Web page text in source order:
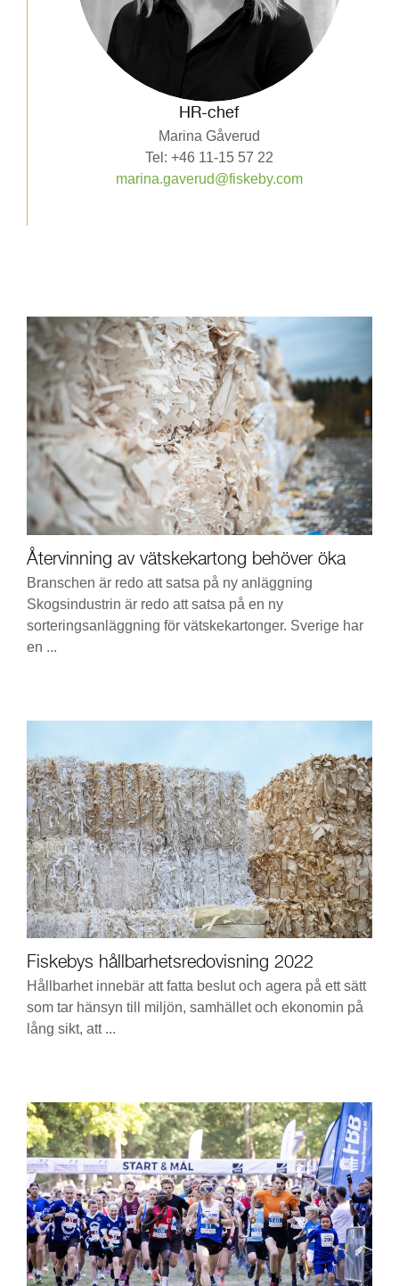
HR-chef
Marina Gåverud
Tel: +46 11-15 57 22
marina.gaverud@fiskeby.com
Återvinning av vätskekartong behöver öka
Branschen är redo att satsa på ny anläggning
Skogsindustrin är redo att satsa på en ny
sorteringsanläggning för vätskekartonger. Sverige har
en ...
Fiskebys hållbarhetsredovisning 2022
Hållbarhet innebär att fatta beslut och agera på ett sätt
som tar hänsyn till miljön, samhället och ekonomin på
lång sikt, att ...